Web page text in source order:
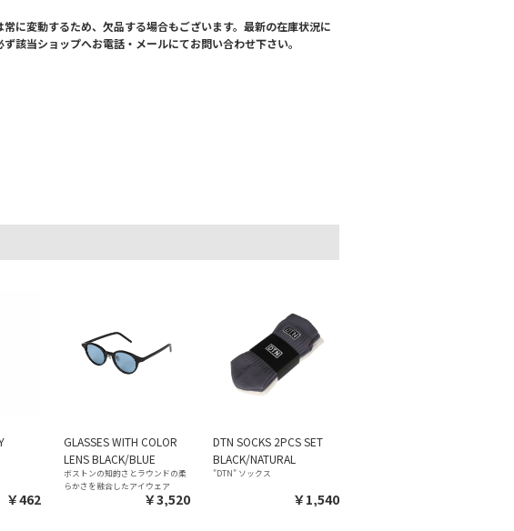
に変動するため、欠品する場合もございます。最新の在庫状況に
該当ショップへお電話・メールにてお問い合わせ下さい。
￥462
GLASSES WITH COLOR
LENS BLACK/BLUE
ボストンの知的さとラウンドの柔
らかさを融合したアイウェア
￥3,520
DTN SOCKS 2PCS SET
BLACK/NATURAL
"DTN" ソックス
￥1,540